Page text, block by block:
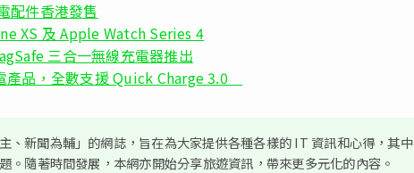
配件香港發售
XS 及 Apple Watch Series 4
三合一無線充電器推出
品，全數支援 Quick Charge 3.0
、新聞為輔」的網誌，旨在為大家提供各種各樣的 IT 資訊和心得，其中
。隨著時間發展，本網亦開始分享旅遊資訊，帶來更多元化的內容。